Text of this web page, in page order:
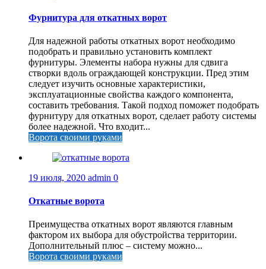
Фурнитура для откатных ворот
Для надежной работы откатных ворот необходимо
подобрать и правильно установить комплект
фурнитуры. Элементы набора нужны для сдвига
створки вдоль ограждающей конструкции. Пред этим
следует изучить основные характеристики,
эксплуатационные свойства каждого компонента,
составить требования. Такой подход поможет подобрать
фурнитуру для откатных ворот, сделает работу системы
более надежной. Что входит...
Ворота своими руками
19 июля, 2020 admin 0
Откатные ворота
Преимущества откатных ворот являются главным
фактором их выбора для обустройства территории.
Дополнительный плюс – систему можно...
Ворота своими руками